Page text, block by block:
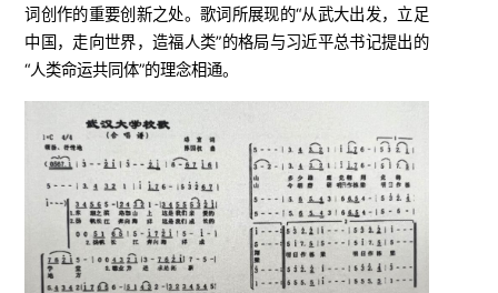
词创作的重要创新之处。歌词所展现的“从武大出发，立足
中国，走向世界，造福人类”的格局与习近平总书记提出的
“人类命运共同体”的理念相通。